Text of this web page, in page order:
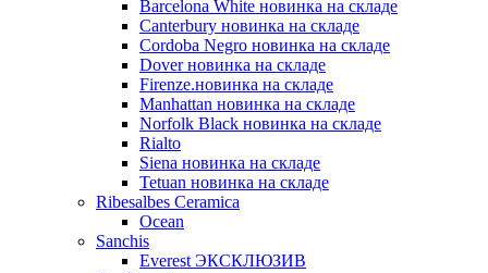
Barсelona White новинка на складе
Canterbury новинка на складе
Cordoba Negro новинка на складе
Dover новинка на складе
Firenze.новинка на складе
Manhattan новинка на складе
Norfolk Black новинка на складе
Rialto
Siena новинка на складе
Tetuan новинка на складе
Ribesalbes Ceramica
Ocean
Sanchis
Everest ЭКСКЛЮЗИВ